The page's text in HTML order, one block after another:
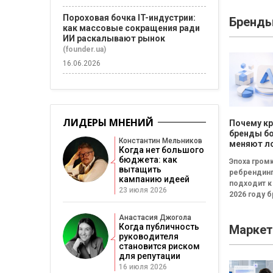
Неудачная
Почему
бренды
меняют
Эпоха
подходит
2026 году
новые
Пороховая бочка IT-индустрии:
как массовые сокращения ради
ИИ раскалывают рынок
(founder.ua)
16.06.2026
ЛИДЕРЫ МНЕНИЙ
Константин Мельников
Когда нет большого
бюджета: как
вытащить
кампанию идеей
23 июля 2026
Анастасия Джогола
Когда публичность
руководителя
становится риском
для репутации
16 июля 2026